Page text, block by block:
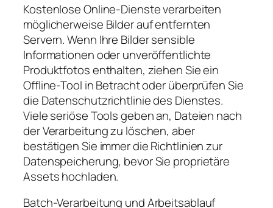
Kostenlose Online-Dienste verarbeiten
möglicherweise Bilder auf entfernten
Servern. Wenn Ihre Bilder sensible
Informationen oder unveröffentlichte
Produktfotos enthalten, ziehen Sie ein
Offline-Tool in Betracht oder überprüfen Sie
die Datenschutzrichtlinie des Dienstes.
Viele seriöse Tools geben an, Dateien nach
der Verarbeitung zu löschen, aber
bestätigen Sie immer die Richtlinien zur
Datenspeicherung, bevor Sie proprietäre
Assets hochladen.
Batch-Verarbeitung und Arbeitsablauf